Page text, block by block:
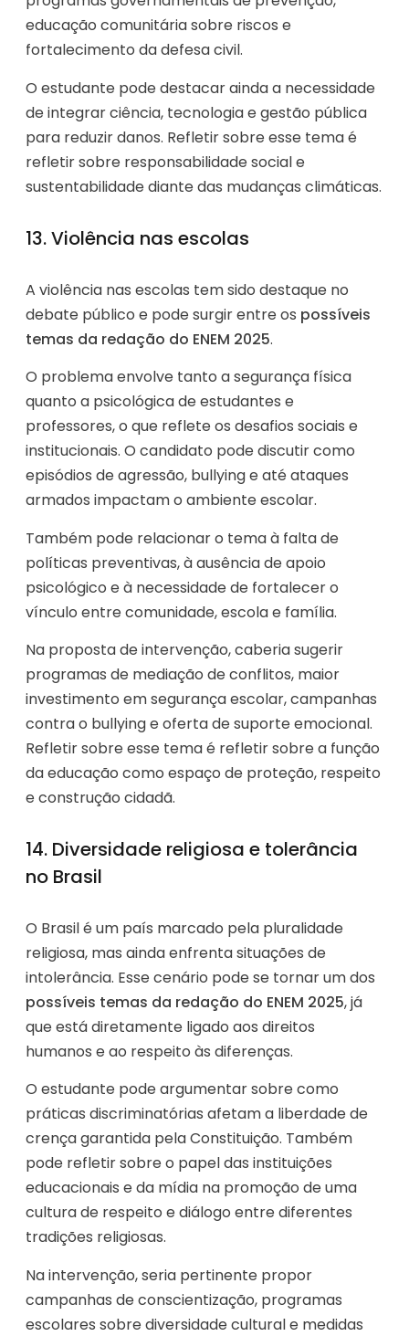
educação comunitária sobre riscos e
fortalecimento da defesa civil.
O estudante pode destacar ainda a necessidade
de integrar ciência, tecnologia e gestão pública
para reduzir danos. Refletir sobre esse tema é
refletir sobre responsabilidade social e
sustentabilidade diante das mudanças climáticas.
13. Violência nas escolas
A violência nas escolas tem sido destaque no
debate público e pode surgir entre os possíveis
temas da redação do ENEM 2025.
O problema envolve tanto a segurança física
quanto a psicológica de estudantes e
professores, o que reflete os desafios sociais e
institucionais. O candidato pode discutir como
episódios de agressão, bullying e até ataques
armados impactam o ambiente escolar.
Também pode relacionar o tema à falta de
políticas preventivas, à ausência de apoio
psicológico e à necessidade de fortalecer o
vínculo entre comunidade, escola e família.
Na proposta de intervenção, caberia sugerir
programas de mediação de conflitos, maior
investimento em segurança escolar, campanhas
contra o bullying e oferta de suporte emocional.
Refletir sobre esse tema é refletir sobre a função
da educação como espaço de proteção, respeito
e construção cidadã.
14. Diversidade religiosa e tolerância
no Brasil
O Brasil é um país marcado pela pluralidade
religiosa, mas ainda enfrenta situações de
intolerância. Esse cenário pode se tornar um dos
possíveis temas da redação do ENEM 2025, já
que está diretamente ligado aos direitos
humanos e ao respeito às diferenças.
O estudante pode argumentar sobre como
práticas discriminatórias afetam a liberdade de
crença garantida pela Constituição. Também
pode refletir sobre o papel das instituições
educacionais e da mídia na promoção de uma
cultura de respeito e diálogo entre diferentes
tradições religiosas.
Na intervenção, seria pertinente propor
campanhas de conscientização, programas
escolares sobre diversidade cultural e medidas